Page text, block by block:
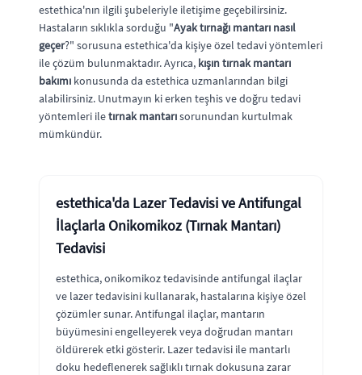
estethica'nın ilgili şubeleriyle iletişime geçebilirsiniz.
Hastaların sıklıkla sorduğu "Ayak tırnağı mantarı nasıl
geçer?" sorusuna estethica'da kişiye özel tedavi yöntemleri
ile çözüm bulunmaktadır. Ayrıca, kışın tırnak mantarı
bakımı konusunda da estethica uzmanlarından bilgi
alabilirsiniz. Unutmayın ki erken teşhis ve doğru tedavi
yöntemleri iletırnak mantarısorunundan kurtulmak
mümkündür.
estethica'da Lazer Tedavisi ve Antifungal
İlaçlarla Onikomikoz (Tırnak Mantarı)
Tedavisi
estethica, onikomikoz tedavisinde antifungal ilaçlar
ve lazer tedavisini kullanarak, hastalarına kişiye özel
çözümler sunar. Antifungal ilaçlar, mantarın
büyümesini engelleyerek veya doğrudan mantarı
öldürerek etki gösterir. Lazer tedavisi ile mantarlı
doku hedeflenerek sağlıklı tırnak dokusuna zarar